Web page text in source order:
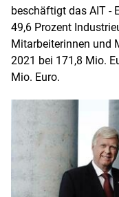
beschäftigt das AIT -
49,6 Prozent
Mitarbeiterinnen und
2021 bei 171,8 Mio.
Mio. Euro.